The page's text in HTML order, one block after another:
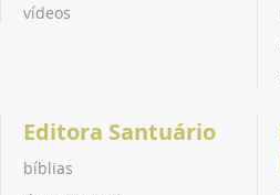
vídeos
Editora Santuário
bíblias